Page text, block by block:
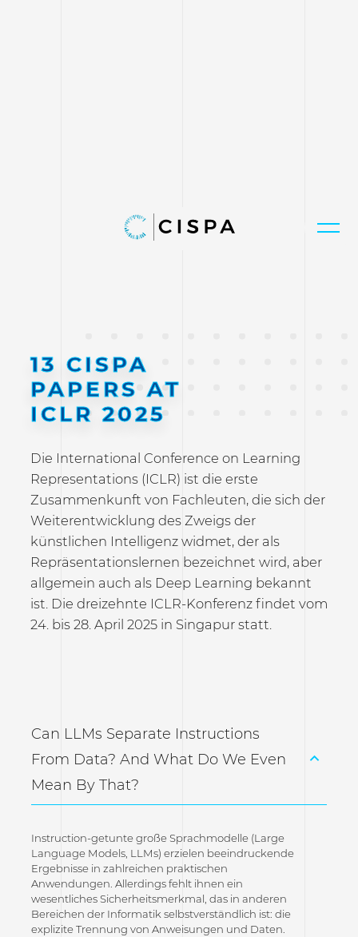
13 CISPA
PAPERS AT
ICLR 2025
Die International Conference on Learning
Representations (ICLR) ist die erste
Zusammenkunft von Fachleuten, die sich der
Weiterentwicklung des Zweigs der
künstlichen Intelligenz widmet, der als
Repräsentationslernen bezeichnet wird, aber
allgemein auch als Deep Learning bekannt
ist. Die dreizehnte ICLR-Konferenz findet vom
24. bis 28. April 2025 in Singapur statt.
Can LLMs Separate Instructions
From Data? And What Do We Even
Mean By That?
Instruction-getunte große Sprachmodelle (Large
Language Models, LLMs) erzielen beeindruckende
Ergebnisse in zahlreichen praktischen
Anwendungen. Allerdings fehlt ihnen ein
wesentliches Sicherheitsmerkmal, das in anderen
Bereichen der Informatik selbstverständlich ist: die
explizite Trennung von Anweisungen und Daten.